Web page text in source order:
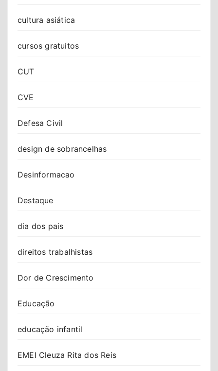
cultura asiática
cursos gratuitos
CUT
CVE
Defesa Civil
design de sobrancelhas
Desinformacao
Destaque
dia dos pais
direitos trabalhistas
Dor de Crescimento
Educação
educação infantil
EMEI Cleuza Rita dos Reis